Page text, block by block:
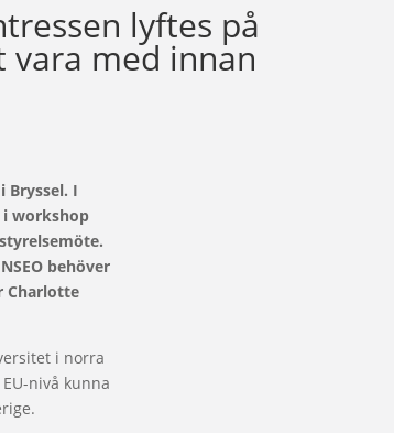
lyftes på
vara med innan
Bryssel. I
i workshop
behöver
Charlotte
i norra
nivå kunna